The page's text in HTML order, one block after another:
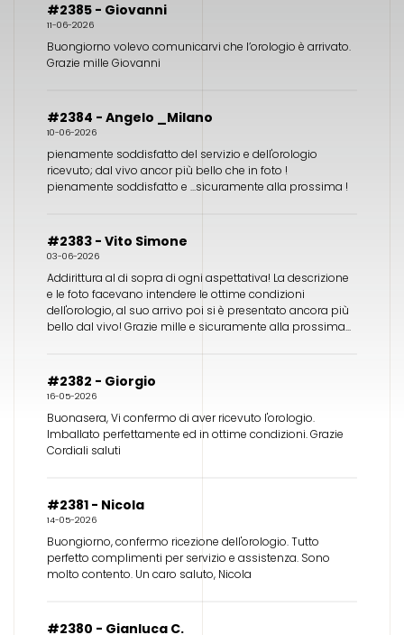
#2385 - Giovanni
11-06-2026
Buongiorno volevo comunicarvi che l’orologio è arrivato.
Grazie mille Giovanni
#2384 - Angelo _Milano
10-06-2026
pienamente soddisfatto del servizio e dell'orologio
ricevuto; dal vivo ancor più bello che in foto !
pienamente soddisfatto e ...sicuramente alla prossima !
#2383 - Vito Simone
03-06-2026
Addirittura al di sopra di ogni aspettativa! La descrizione
e le foto facevano intendere le ottime condizioni
dell'orologio, al suo arrivo poi si è presentato ancora più
bello dal vivo! Grazie mille e sicuramente alla prossima...
#2382 - Giorgio
16-05-2026
Buonasera, Vi confermo di aver ricevuto l'orologio.
Imballato perfettamente ed in ottime condizioni. Grazie
Cordiali saluti
#2381 - Nicola
14-05-2026
Buongiorno, confermo ricezione dell'orologio. Tutto
perfetto complimenti per servizio e assistenza. Sono
molto contento. Un caro saluto, Nicola
#2380 - Gianluca C.